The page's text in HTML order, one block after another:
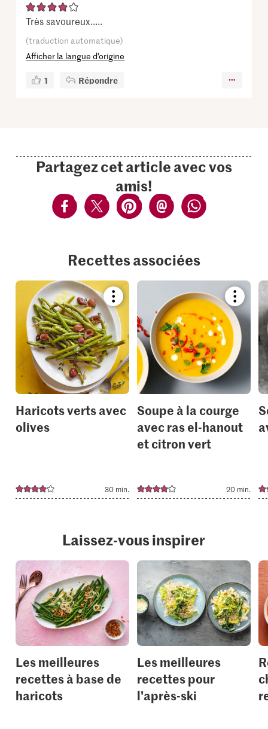
Très savoureux.....
(traduction automatique)
Afficher la langue d’origine
1 Répondre
Partagez cet article avec vos
amis!
Recettes associées
Bookmark
recipe
or
add
to
your
collections.
Haricots verts avec
olives
30 min.
recipe
or
add
it
to
your
Soupe à la courge
avec ras el-hanout
et citron vert
20 min.
Laissez-vous inspirer
Les meilleures
recettes à base de
haricots
Les meilleures
recettes pour
l'après-ski